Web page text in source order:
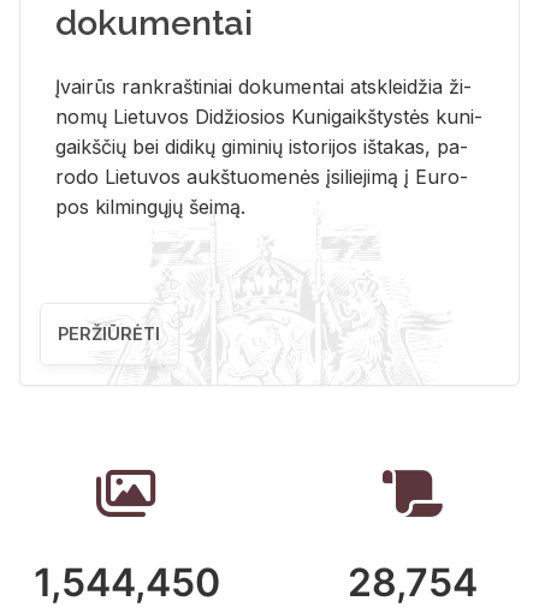
dokumentai
Įvai­rūs rank­raš­ti­niai do­ku­men­tai at­sklei­džia ži­
no­mų Lie­tu­vos Di­džio­sios Ku­ni­gaikš­tys­tės ku­ni­
gaikš­čių bei di­di­kų gi­mi­nių is­to­ri­jos iš­ta­kas, pa­
ro­do Lie­tu­vos aukš­tuo­me­nės įsi­lie­ji­mą į Eu­ro­
pos kil­min­gų­jų šei­mą.
PERŽIŪRĖTI
1,544,450 28,754